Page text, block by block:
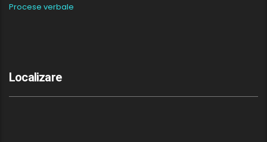
Procese verbale
Localizare